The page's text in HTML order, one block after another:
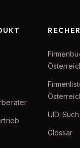
UID-
Glossar